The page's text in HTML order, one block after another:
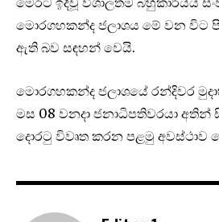
මොරගහකන්ද ජලාශය මේ වන විට
ඇති බව සඳහන් වෙයි.
මොරගහකන්ද ජලාශයේ රන්දිවර
මස 08 වනදා ජනාධිපතිවරයා අතින්
දොරටු විවෘත කරන පළමු අවස්ථාව